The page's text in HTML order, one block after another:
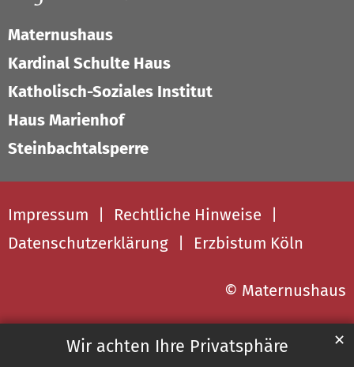
Wir achten Ihre Privatsphäre ✕
Maternushaus
Kardinal Schulte Haus
Katholisch-Soziales Institut
Haus Marienhof
Steinbachtalsperre
Impressum
Rechtliche Hinweise
Datenschutzerklärung
Erzbistum Köln
© Maternushaus